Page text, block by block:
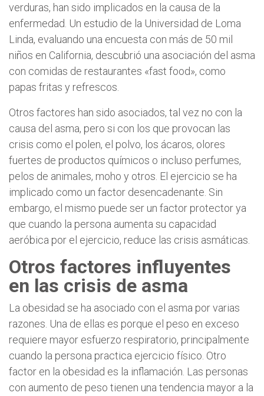
verduras, han sido implicados en la causa de la
enfermedad. Un estudio de la Universidad de Loma
Linda, evaluando una encuesta con más de 50 mil
niños en California, descubrió una asociación del asma
con comidas de restaurantes «fast food», como
papas fritas y refrescos.
Otros factores han sido asociados, tal vez no con la
causa del asma, pero si con los que provocan las
crisis como el polen, el polvo, los ácaros, olores
fuertes de productos químicos o incluso perfumes,
pelos de animales, moho y otros. El ejercicio se ha
implicado como un factor desencadenante. Sin
embargo, el mismo puede ser un factor protector ya
que cuando la persona aumenta su capacidad
aeróbica por el ejercicio, reduce las crisis asmáticas.
Otros factores influyentes
en las crisis de asma
La obesidad se ha asociado con el asma por varias
razones. Una de ellas es porque el peso en exceso
requiere mayor esfuerzo respiratorio, principalmente
cuando la persona practica ejercicio físico. Otro
factor en la obesidad es la inflamación. Las personas
con aumento de peso tienen una tendencia mayor a la